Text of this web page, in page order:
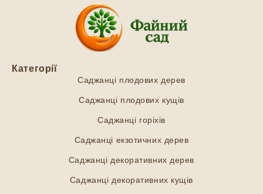
Категорії
Саджанці плодових дерев
Саджанці плодових кущів
Саджанці горіхів
Саджанці екзотичних дерев
Саджанці декоративних дерев
Саджанці декоративних кущів